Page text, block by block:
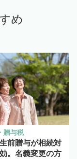
め
贈与税
前贈与が相続対
。名義変更の方